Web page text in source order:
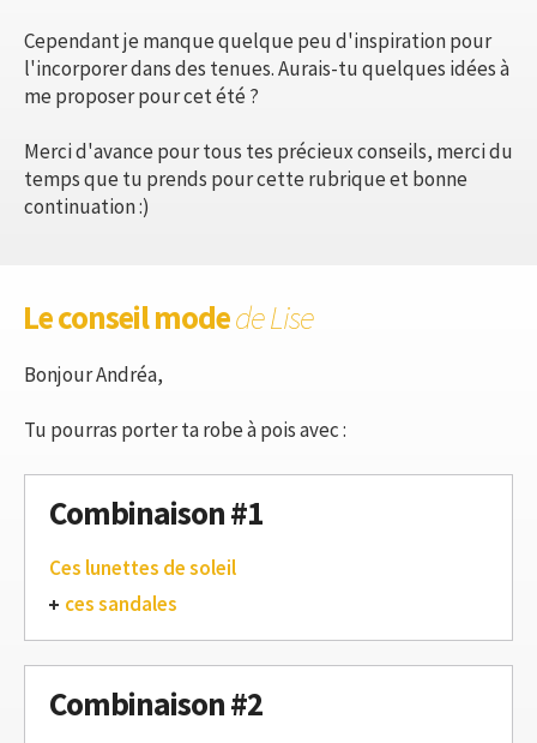
Cependant je manque quelque peu d'inspiration pour
l'incorporer dans des tenues. Aurais-tu quelques idées à
me proposer pour cet été ?
Merci d'avance pour tous tes précieux conseils, merci du
temps que tu prends pour cette rubrique et bonne
continuation :)
Le conseil modede Lise
Bonjour Andréa,
Tu pourras porter ta robe à pois avec :
Combinaison #1
Ces lunettes de soleil
ces sandales
Combinaison #2